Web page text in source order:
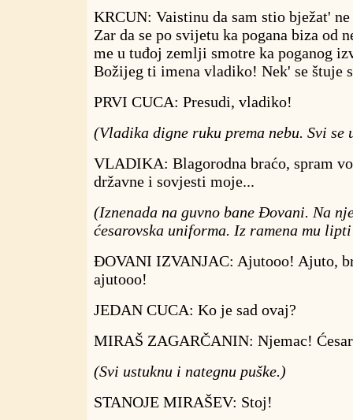
KRCUN: Vaistinu da sam stio bježat'
Zar da se po svijetu ka pogana biza od
me u tuđoj zemlji smotre ka poganog
Božijeg ti imena vladiko! Nek' se štuje
PRVI CUCA: Presudi, vladiko!
(Vladika digne ruku prema nebu. Svi se
VLADIKA: Blagorodna braćo, spram
državne i sovjesti moje...
(Iznenada na guvno bane Đovani. Na
ćesarovska uniforma. Iz ramena mu
ĐOVANI IZVANJAC: Ajutooo! Ajuto,
ajutooo!
JEDAN CUCA: Ko je sad ovaj?
MIRAŠ ZAGARČANIN: Njemac!
(Svi ustuknu i nategnu puške.)
STANOJE MIRAŠEV: Stoj!